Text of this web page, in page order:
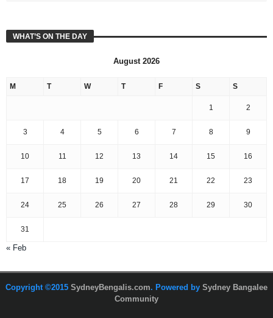
WHAT’S ON THE DAY
August 2026
M T W T F S S
1 2
3 4 5 6 7 8 9
10 11 12 13 14 15 16
17 18 19 20 21 22 23
24 25 26 27 28 29 30
31
« Feb
Copyright ©2015 SydneyBengalis.com. Powered by Sydney Bangalee
Community